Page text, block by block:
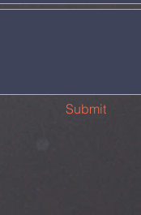
Submit